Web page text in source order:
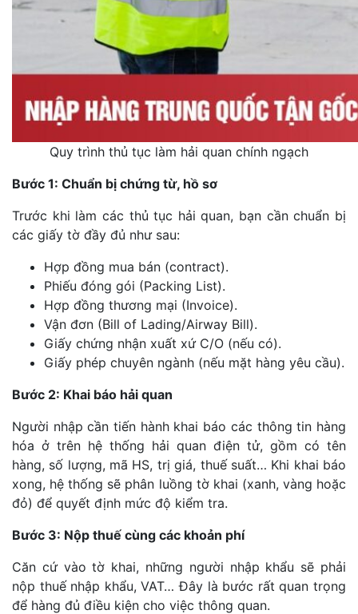
Quy trình thủ tục làm hải quan chính ngạch
Bước 1: Chuẩn bị chứng từ, hồ sơ
Trước khi làm các thủ tục hải quan, bạn cần chuẩn bị
các giấy tờ đầy đủ như sau:
Hợp đồng mua bán (contract).
Phiếu đóng gói (Packing List).
Hợp đồng thương mại (Invoice).
Vận đơn (Bill of Lading/Airway Bill).
Giấy chứng nhận xuất xứ C/O (nếu có).
Giấy phép chuyên ngành (nếu mặt hàng yêu cầu).
Bước 2: Khai báo hải quan
Người nhập cần tiến hành khai báo các thông tin hàng
hóa ở trên hệ thống hải quan điện tử, gồm có tên
hàng, số lượng, mã HS, trị giá, thuế suất… Khi khai báo
xong, hệ thống sẽ phân luồng tờ khai (xanh, vàng hoặc
đỏ) để quyết định mức độ kiểm tra.
Bước 3: Nộp thuế cùng các khoản phí
Căn cứ vào tờ khai, những người nhập khẩu sẽ phải
nộp thuế nhập khẩu, VAT… Đây là bước rất quan trọng
để hàng đủ điều kiện cho việc thông quan.